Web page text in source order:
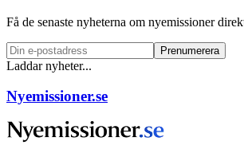
Få de senaste nyheterna om nyemissioner
Prenumerera
Laddar nyheter...
Nyemissioner.se